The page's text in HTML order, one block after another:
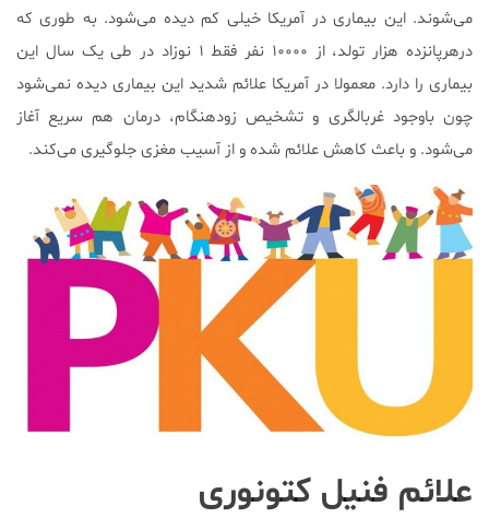
می‌شوند. این بیماری در آمریکا خیلی کم دیده می‌شود. به طوری که
درهرپانزده هزار تولد، از ۱۰۰۰۰ نفر فقط ۱ نوزاد در طی یک سال این
بیماری را دارد. معمولا در آمریکا علائم شدید این بیماری دیده نمی‌شود
چون باوجود غربالگری و تشخیص زودهنگام، درمان هم سریع آغاز
می‌شود. و باعث کاهش علائم شده و از آسیب مغزی جلوگیری می‌کند.
علائم فنیل کتونوری